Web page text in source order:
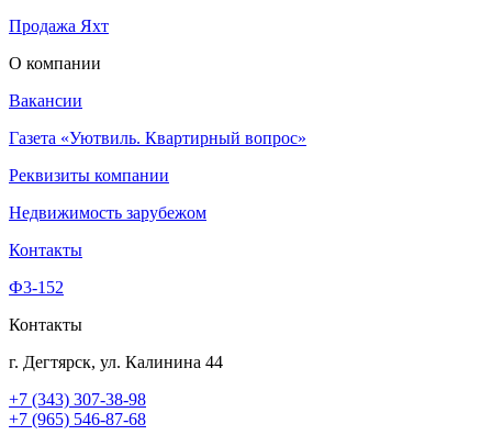
Продажа Яхт
О компании
Вакансии
Газета «Уютвиль. Квартирный вопрос»
Реквизиты компании
Недвижимость зарубежом
Контакты
Ф3-152
Контакты
г. Дегтярск, ул. Калинина 44
+7 (343) 307-38-98
+7 (965) 546-87-68